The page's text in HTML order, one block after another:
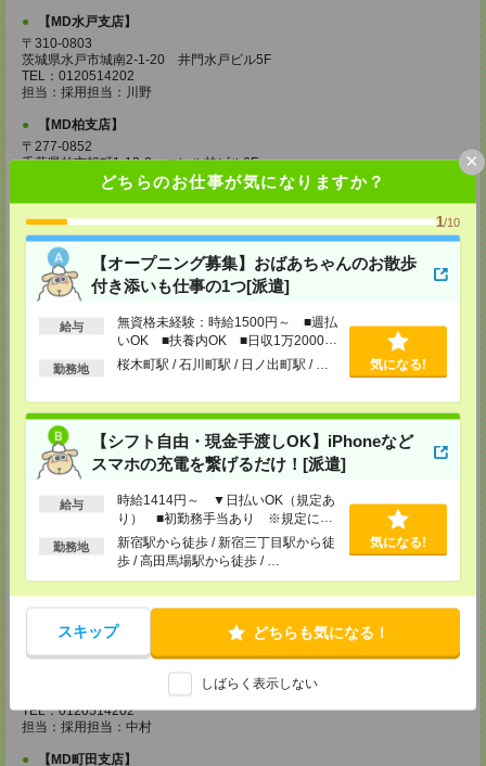
どちらのお仕事が気になりますか？
1/10
【オープニング募集】おばあちゃんのお散歩
付き添いも仕事の1つ[派遣]
給与
無資格未経験：時給1500円～ ■週払
いOK ■扶養内OK ■日収1万2000円
以上
勤務地 桜木町駅 / 石川町駅 / 日ノ出町駅 / … 気になる!
【シフト自由・現金手渡しOK】iPhoneなど
スマホの充電を繋げるだけ！[派遣]
給与
時給1414円～ ▼日払いOK（規定あ
り） ■初勤務手当あり ※規定によ
る
勤務地
新宿駅から徒歩 / 新宿三丁目駅から徒
歩 / 高田馬場駅から徒歩 / …
気になる!
スキップ どちらも気になる！
しばらく表示しない
×
【MD水戸支店】
〒310-0803
茨城県水戸市城南2-1-20 井門水戸ビル5F
TEL：0120514202
担当：採用担当：川野
【MD柏支店】
〒277-0852
千葉県柏市旭町1-12-2 エレル柏ビル6F
TEL：0120514202
担当：採用担当：渡辺
【MD千葉支店】
〒260-0015
千葉県千葉市中央区富士見1-15-9 朝日生命千葉ビル4F
TEL：0120514202
担当：採用担当：椿森
【MD東京支店】
〒163-0630
TEL：0120514202
担当：採用担当：三輪
【MD新宿支店】
〒163-0630
TEL：0120514202
担当：採用担当：西川
【MD城南支店】
TEL：0120514202
担当：採用担当：三浦
【MD立川支店】
東京都立川市柴崎町3-10-5 大雅ビル4F
TEL：0120514202
担当：採用担当：中村
【MD町田支店】